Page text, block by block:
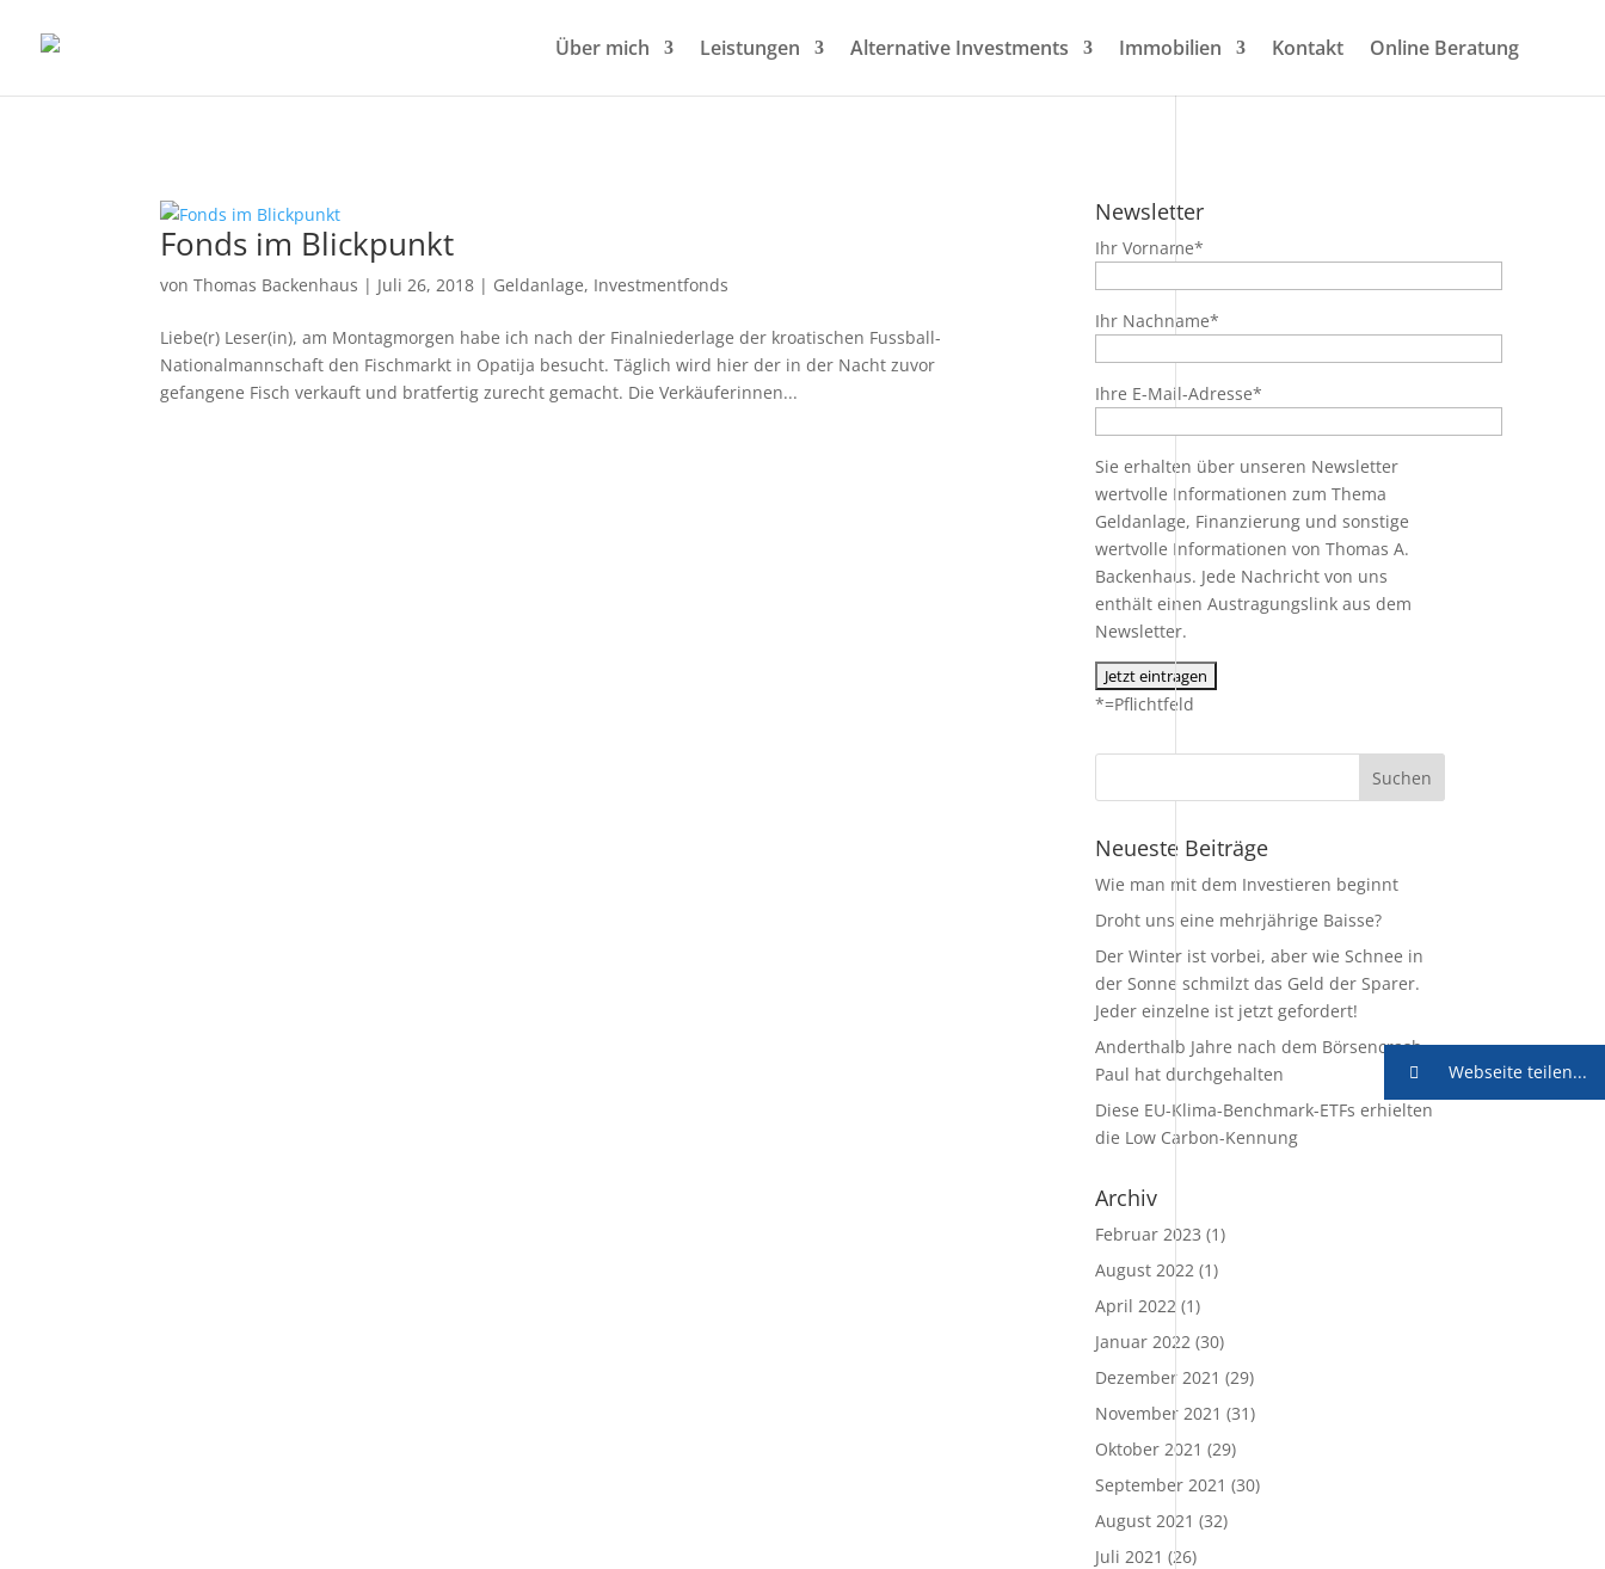
Über mich Leistungen Alternative Investments Immobilien Kontakt Online Beratung
Fonds im Blickpunkt
vonThomas Backenhaus | Juli 26, 2018 | Geldanlage, Investmentfonds
Liebe(r) Leser(in), am Montagmorgen habe ich nach der Finalniederlage der kroatischen Fussball-
Nationalmannschaft den Fischmarkt in Opatija besucht. Täglich wird hier der in der Nacht zuvor
gefangene Fisch verkauft und bratfertig zurecht gemacht. Die Verkäuferinnen...
Newsletter
Ihr Vorname*
Ihr Nachname*
Ihre E-Mail-Adresse*
Sie erhalten über unseren Newsletter
wertvolle Informationen zum Thema
Geldanlage, Finanzierung und sonstige
wertvolle Informationen von Thomas A.
Backenhaus. Jede Nachricht von uns
enthält einen Austragungslink aus dem
Newsletter.
*=Pflichtfeld
Neueste Beiträge
Wie man mit dem Investieren beginnt
Droht uns eine mehrjährige Baisse?
Der Winter ist vorbei, aber wie Schnee in
der Sonne schmilzt das Geld der Sparer.
Jeder einzelne ist jetzt gefordert!
Anderthalb Jahre nach dem Börsencrash –
Paul hat durchgehalten
Diese EU-Klima-Benchmark-ETFs erhielten
die Low Carbon-Kennung
Archiv
Februar 2023 (1)
August 2022 (1)
April 2022 (1)
Januar 2022 (30)
Dezember 2021 (29)
November 2021 (31)
Oktober 2021 (29)
September 2021 (30)
August 2021 (32)
Juli 2021 (26)
Webseite teilen...